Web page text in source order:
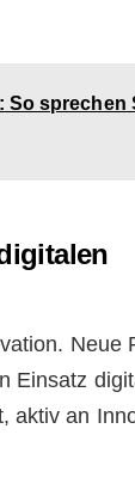
sprechen
Neue
Einsatz
aktiv an